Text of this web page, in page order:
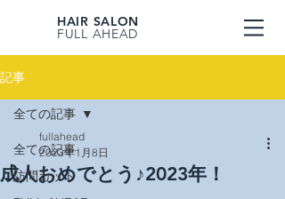
HAIR SALON
FULL AHEAD
記事
全ての記事
訪問カット
全ての記事
成人おめでとう♪2023年！
fullahead
2023年1月8日